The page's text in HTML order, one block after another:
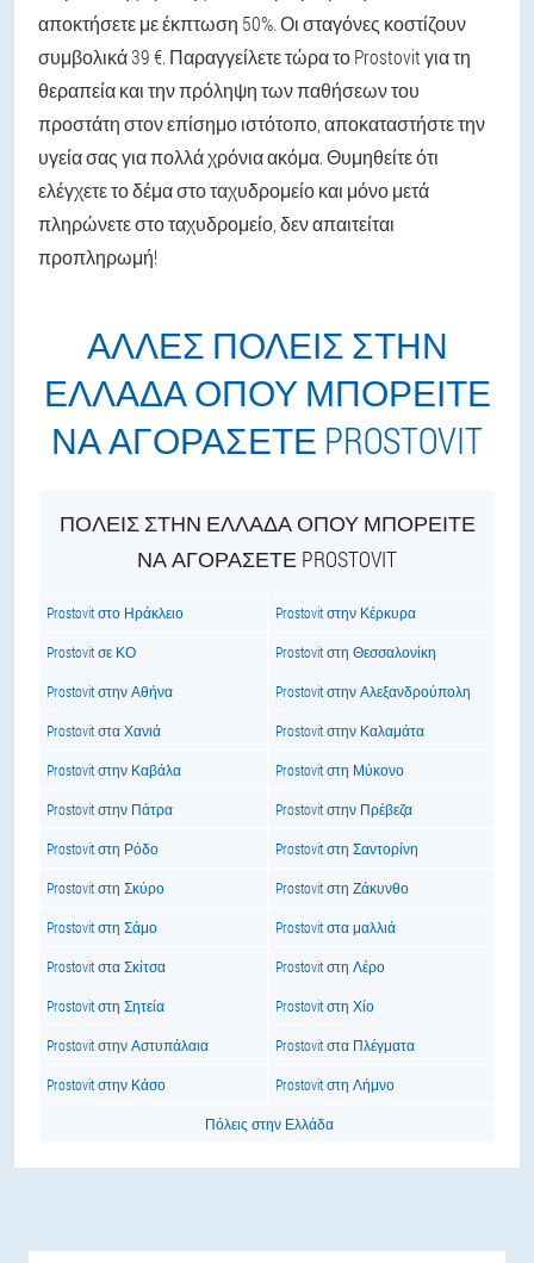
αποκτήσετε με έκπτωση 50%. Οι σταγόνες κοστίζουν
συμβολικά 39 €. Παραγγείλετε τώρα το Prostovit για τη
θεραπεία και την πρόληψη των παθήσεων του
προστάτη στον επίσημο ιστότοπο, αποκαταστήστε την
υγεία σας για πολλά χρόνια ακόμα. Θυμηθείτε ότι
ελέγχετε το δέμα στο ταχυδρομείο και μόνο μετά
πληρώνετε στο ταχυδρομείο, δεν απαιτείται
προπληρωμή!
ΆΛΛΕΣ ΠΌΛΕΙΣ ΣΤΗΝ
ΕΛΛΆΔΑ ΌΠΟΥ ΜΠΟΡΕΊΤΕ
ΝΑ ΑΓΟΡΆΣΕΤΕ PROSTOVIT
ΠΌΛΕΙΣ ΣΤΗΝ ΕΛΛΆΔΑ ΌΠΟΥ ΜΠΟΡΕΊΤΕ
ΝΑ ΑΓΟΡΆΣΕΤΕ PROSTOVIT
Prostovit στο Ηράκλειο Prostovit στην Κέρκυρα
Prostovit σε ΚΟ Prostovit στη Θεσσαλονίκη
Prostovit στην Αθήνα Prostovit στην Αλεξανδρούπολη
Prostovit στα Χανιά Prostovit στην Καλαμάτα
Prostovit στην Καβάλα Prostovit στη Μύκονο
Prostovit στην Πάτρα Prostovit στην Πρέβεζα
Prostovit στη Ρόδο Prostovit στη Σαντορίνη
Prostovit στη Σκύρο Prostovit στη Ζάκυνθο
Prostovit στη Σάμο Prostovit στα μαλλιά
Prostovit στα Σκίτσα Prostovit στη Λέρο
Prostovit στη Σητεία Prostovit στη Χίο
Prostovit στην Αστυπάλαια Prostovit στα Πλέγματα
Prostovit στην Κάσο Prostovit στη Λήμνο
Πόλεις στην Ελλάδα